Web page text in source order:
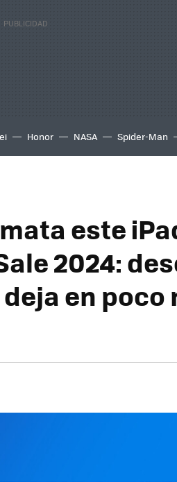
Honor NASA Spider-Man
este
2024:
en poco